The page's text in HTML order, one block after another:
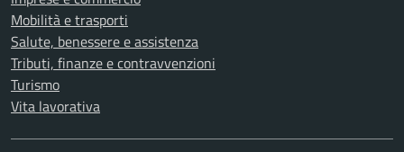
Mobilità e trasporti
Salute, benessere e assistenza
Tributi, finanze e contravvenzioni
Turismo
Vita lavorativa